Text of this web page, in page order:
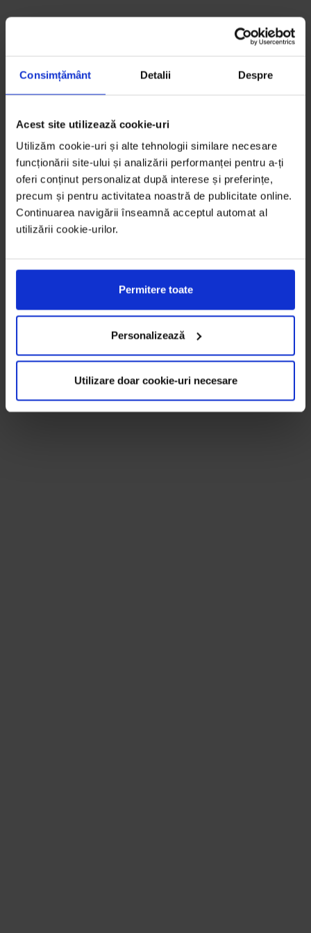
Consimțământ Detalii Despre
Acest site utilizează cookie-uri
Utilizăm cookie-uri și alte tehnologii similare necesare
funcționării site-ului și analizării performanței pentru a-ți
oferi conținut personalizat după interese și preferințe,
precum și pentru activitatea noastră de publicitate online.
Continuarea navigării înseamnă acceptul automat al
utilizării cookie-urilor.
Permitere toate
Personalizează
Utilizare doar cookie-uri necesare